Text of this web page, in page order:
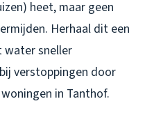
heet, maar geen
Herhaal dit een
water sneller
verstoppingen door
in Tanthof.